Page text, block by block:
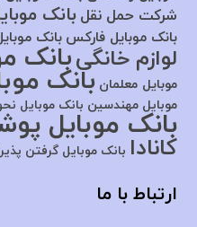
شرکت حمل نقل بانک
بانک موبایل فارکس بانک
لوازم خانگیبانک
موبایل معلمان بانک
موبایل مهندسین بانک موبایل
بانک موبایل
کانادا بانک موبایل گرفتن
ارتباط با ما